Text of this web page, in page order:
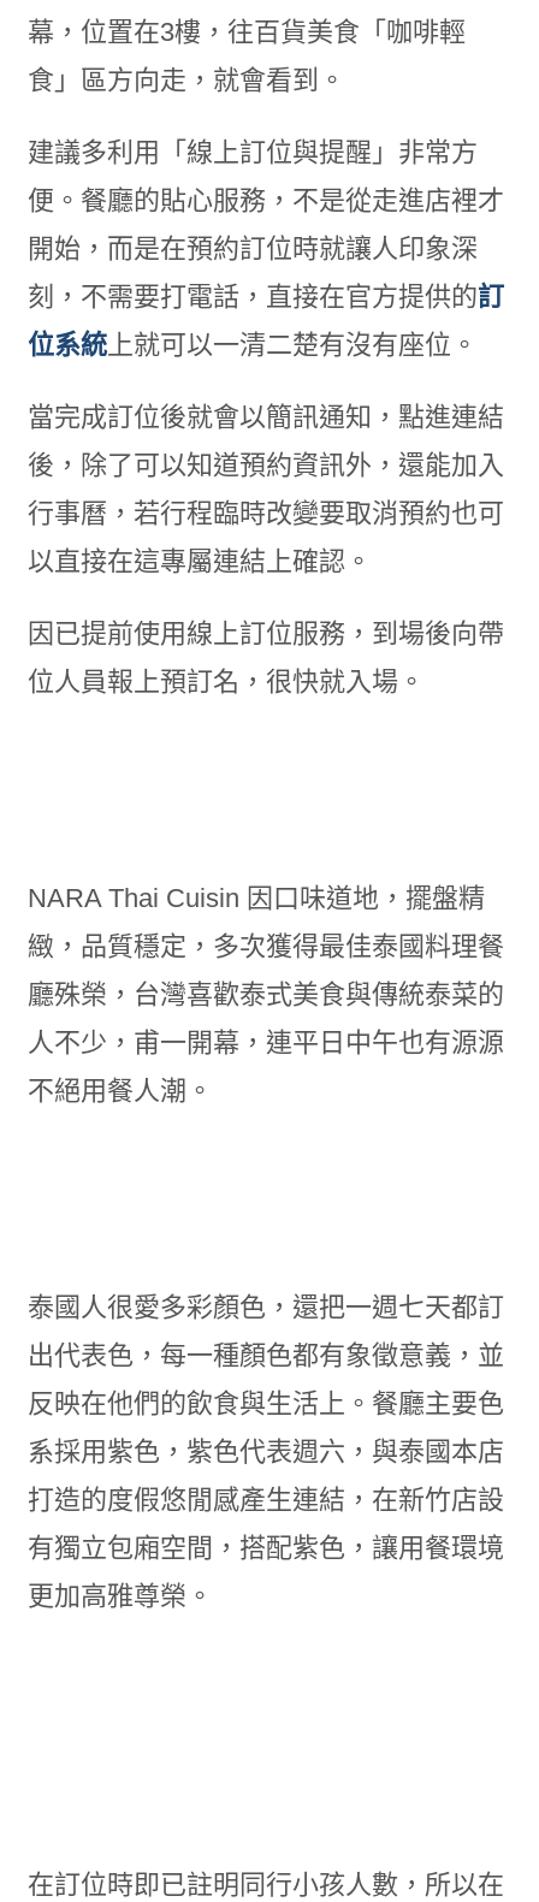
幕，位置在3樓，往百貨美食「咖啡輕
食」區方向走，就會看到。
建議多利用「線上訂位與提醒」非常方
便。餐廳的貼心服務，不是從走進店裡才
開始，而是在預約訂位時就讓人印象深
刻，不需要打電話，直接在官方提供的訂
位系統上就可以一清二楚有沒有座位。
當完成訂位後就會以簡訊通知，點進連結
後，除了可以知道預約資訊外，還能加入
行事曆，若行程臨時改變要取消預約也可
以直接在這專屬連結上確認。
因已提前使用線上訂位服務，到場後向帶
位人員報上預訂名，很快就入場。
NARA Thai Cuisin 因口味道地，擺盤精
緻，品質穩定，多次獲得最佳泰國料理餐
廳殊榮，台灣喜歡泰式美食與傳統泰菜的
人不少，甫一開幕，連平日中午也有源源
不絕用餐人潮。
泰國人很愛多彩顏色，還把一週七天都訂
出代表色，每一種顏色都有象徵意義，並
反映在他們的飲食與生活上。餐廳主要色
系採用紫色，紫色代表週六，與泰國本店
打造的度假悠閒感產生連結，在新竹店設
有獨立包廂空間，搭配紫色，讓用餐環境
更加高雅尊榮。
在訂位時即已註明同行小孩人數，所以在